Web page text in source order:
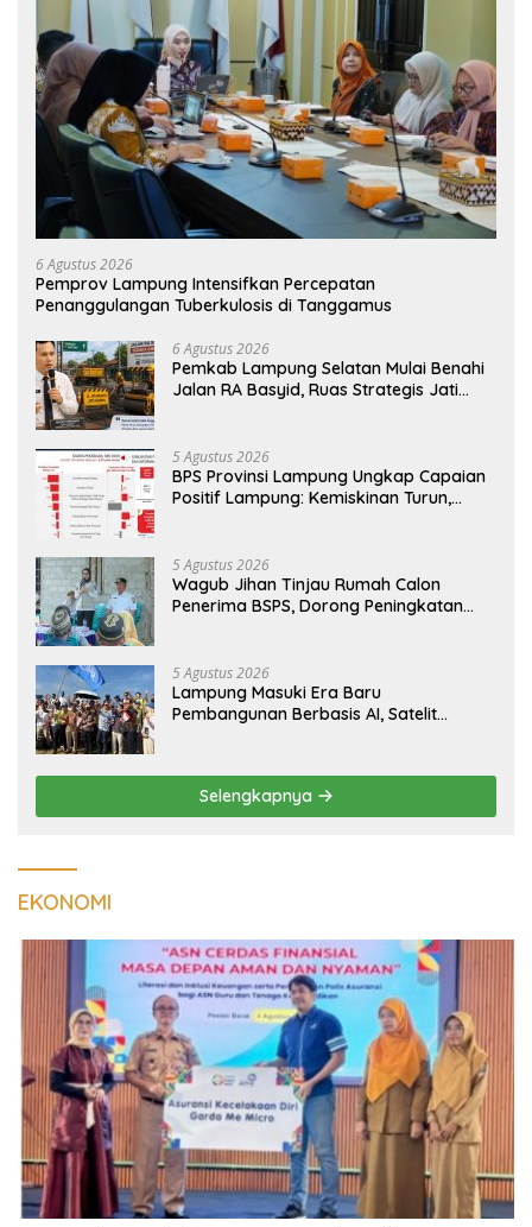
6 Agustus 2026
Pemprov Lampung Intensifkan Percepatan
Penanggulangan Tuberkulosis di Tanggamus
6 Agustus 2026
Pemkab Lampung Selatan Mulai Benahi
Jalan RA Basyid, Ruas Strategis Jati
5 Agustus 2026
BPS Provinsi Lampung Ungkap Capaian
Positif Lampung: Kemiskinan Turun,
5 Agustus 2026
Wagub Jihan Tinjau Rumah Calon
Penerima BSPS, Dorong Peningkatan
5 Agustus 2026
Lampung Masuki Era Baru
Pembangunan Berbasis AI, Satelit
Selengkapnya
EKONOMI